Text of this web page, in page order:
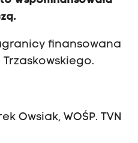
finansowana
Owsiak, WOŚP. TVN